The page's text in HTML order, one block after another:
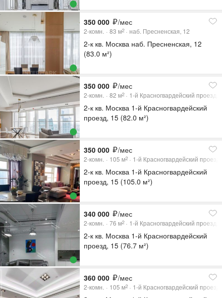
350 000 /мес
2-комн. 83 м2 наб. Пресненская, 12
2-к кв. Москва наб. Пресненская, 12
(83.0 м²)
350 000 /мес
2-комн. 82 м2 1-й Красногвардейский проезд,
2-к кв. Москва 1-й Красногвардейский
проезд, 15 (82.0 м²)
350 000 /мес
2-комн. 105 м2 1-й Красногвардейский
2-к кв. Москва 1-й Красногвардейский
проезд, 15 (105.0 м²)
340 000 /мес
2-комн. 76 м2 1-й Красногвардейский проезд,
2-к кв. Москва 1-й Красногвардейский
проезд, 15 (76.7 м²)
360 000 /мес
2-комн. 105 м2 1-й Красногвардейский